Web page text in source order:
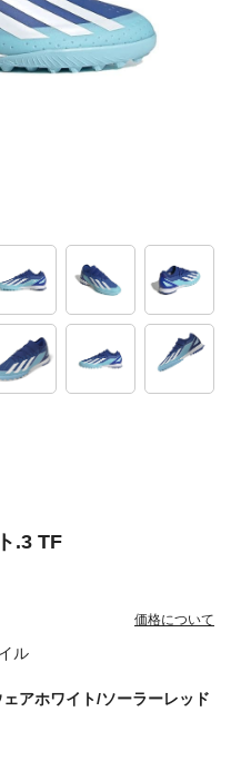
ル
.3 TF
価格について
アホワイト/ソーラーレッド